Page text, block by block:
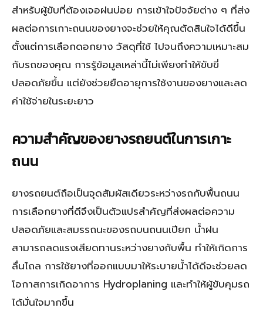
สำหรับผู้ขับที่ต้องเจอฝนบ่อย การเข้าใจปัจจัยต่าง ๆ ที่ส่ง
ผลต่อการเกาะถนนของยางจะช่วยให้คุณตัดสินใจได้ดีขึ้น
ตั้งแต่การเลือกดอกยาง วัสดุที่ใช้ ไปจนถึงความเหมาะสม
กับรถของคุณ การรู้ข้อมูลเหล่านี้ไม่เพียงทำให้ขับขี่
ปลอดภัยขึ้น แต่ยังช่วยยืดอายุการใช้งานของยางและลด
ค่าใช้จ่ายในระยะยาว
ความสำคัญของยางรถยนต์ในการเกาะ
ถนน
ยางรถยนต์ถือเป็นจุดสัมผัสเดียวระหว่างรถกับพื้นถนน
การเลือกยางที่ดีจึงเป็นตัวแปรสำคัญที่ส่งผลต่อความ
ปลอดภัยและสมรรถนะของรถบนถนนเปียก น้ำฝน
สามารถลดแรงเสียดทานระหว่างยางกับพื้น ทำให้เกิดการ
ลื่นไถล การใช้ยางที่ออกแบบมาให้ระบายน้ำได้ดีจะช่วยลด
โอกาสการเกิดอาการ Hydroplaning และทำให้ผู้ขับคุมรถ
ได้มั่นใจมากขึ้น